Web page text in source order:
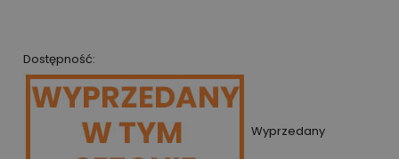
Dostępność:
Wyprzedany